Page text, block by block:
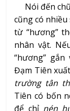
Nói đến
cũng có
từ “hương”
nhân vật.
“hương”
Đạm Tiên
trường tân
Tiên có bốn
để chỉ nén